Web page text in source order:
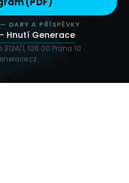
DARY A PŘÍSPĚVKY
Hnutí Generace
1, 106 00 Praha 10 ·